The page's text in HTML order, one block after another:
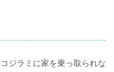
ジラミに家を乗っ取られな